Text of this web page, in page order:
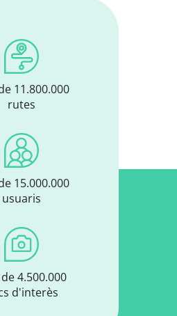
11.800.000
rutes
15.000.000
usuaris
4.500.000
d'interès